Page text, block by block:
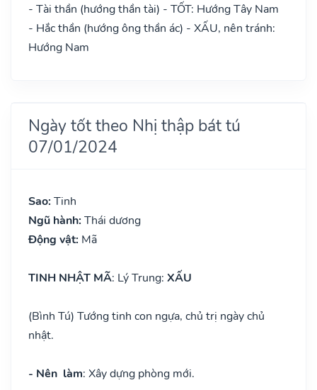
- Tài thần (hướng thần tài) - TỐT: Hướng Tây Nam
- Hắc thần (hướng ông thần ác) - XẤU, nên tránh:
Hướng Nam
Ngày tốt theo Nhị thập bát tú
07/01/2024
Sao: Tinh
Ngũ hành: Thái dương
Động vật: Mã
TINH NHẬT MÃ: Lý Trung: XẤU
(Bình Tú) Tướng tinh con ngựa, chủ trị ngày chủ
nhật.
- Nên làm: Xây dựng phòng mới.